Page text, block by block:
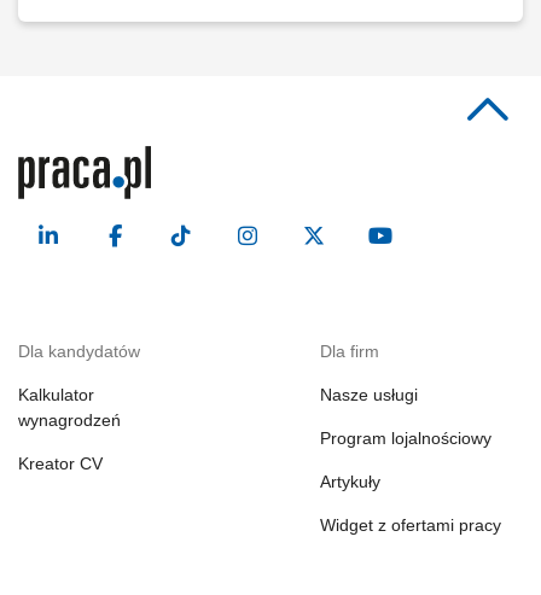
Dla kandydatów
Kalkulator
wynagrodzeń
Kreator CV
Dla firm
Nasze usługi
Program lojalnościowy
Artykuły
Widget z ofertami pracy